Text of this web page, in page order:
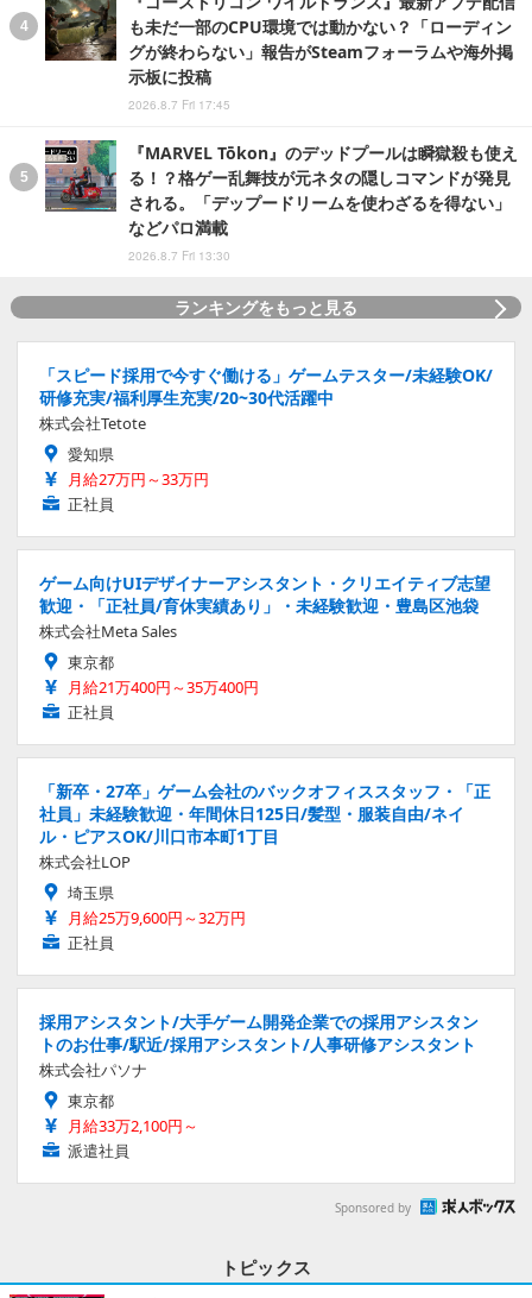
も未だ一部のCPU環境では動かない？「ローディン
グが終わらない」報告がSteamフォーラムや海外掲
示板に投稿
2026.8.7 Fri 17:45
『MARVEL Tōkon』のデッドプールは瞬獄殺も使え
る！？格ゲー乱舞技が元ネタの隠しコマンドが発見
される。「デップードリームを使わざるを得ない」
などパロ満載
2026.8.7 Fri 13:30
ランキングをもっと見る
「スピード採用で今すぐ働ける」ゲームテスター/未経験OK/
研修充実/福利厚生充実/20~30代活躍中
株式会社Tetote
愛知県
月給27万円～33万円
正社員
ゲーム向けUIデザイナーアシスタント・クリエイティブ志望
歓迎・「正社員/育休実績あり」・未経験歓迎・豊島区池袋
株式会社Meta Sales
東京都
月給21万400円～35万400円
正社員
「新卒・27卒」ゲーム会社のバックオフィススタッフ・「正
社員」未経験歓迎・年間休日125日/髪型・服装自由/ネイ
ル・ピアスOK/川口市本町1丁目
株式会社LOP
埼玉県
月給25万9,600円～32万円
正社員
採用アシスタント/大手ゲーム開発企業での採用アシスタン
トのお仕事/駅近/採用アシスタント/人事研修アシスタント
株式会社パソナ
東京都
月給33万2,100円～
派遣社員
Sponsored by
トピックス